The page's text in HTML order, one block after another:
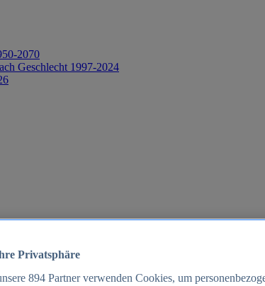
2070
Geschlecht 1997-2024
Privatsphäre
894 Partner verwenden Cookies, um